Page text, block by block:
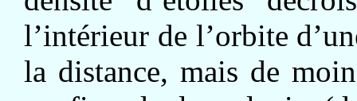
l’intérieur de l’orbite
la distance, mais de